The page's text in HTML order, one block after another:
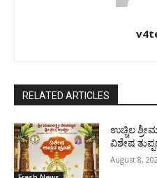
RELATED ARTICLES
ಉಚ್ಚಿಲ
ವಿಶೇಷ
August 8,